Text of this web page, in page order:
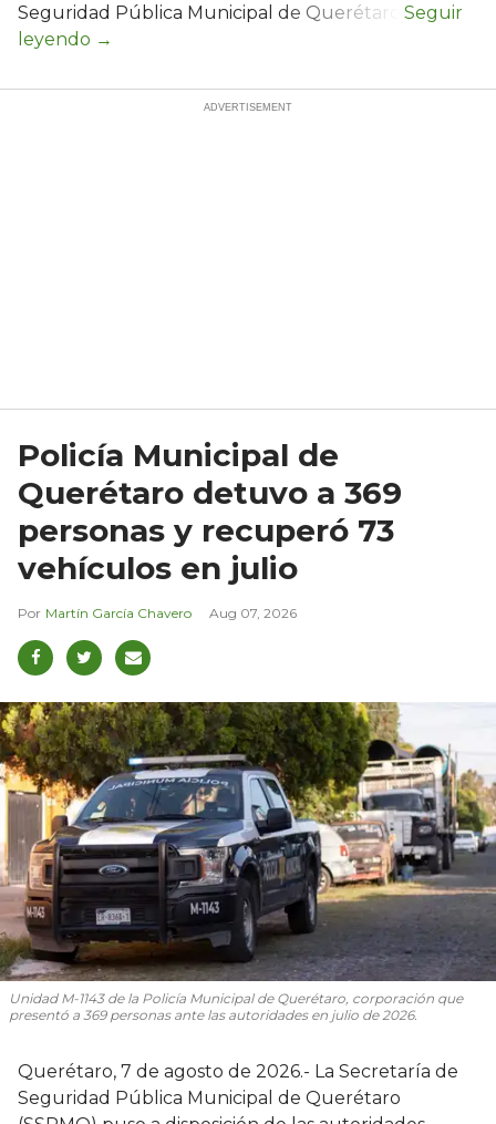
Seguridad Pública Municipal de Querétaro.
Policía Municipal de
Querétaro detuvo a 369
personas y recuperó 73
vehículos en julio
Martín García Chavero Aug 07, 2026
Unidad M-1143 de la Policía Municipal de Querétaro, corporación que
presentó a 369 personas ante las autoridades en julio de 2026.
Querétaro, 7 de agosto de 2026.- La Secretaría de
Seguridad Pública Municipal de Querétaro